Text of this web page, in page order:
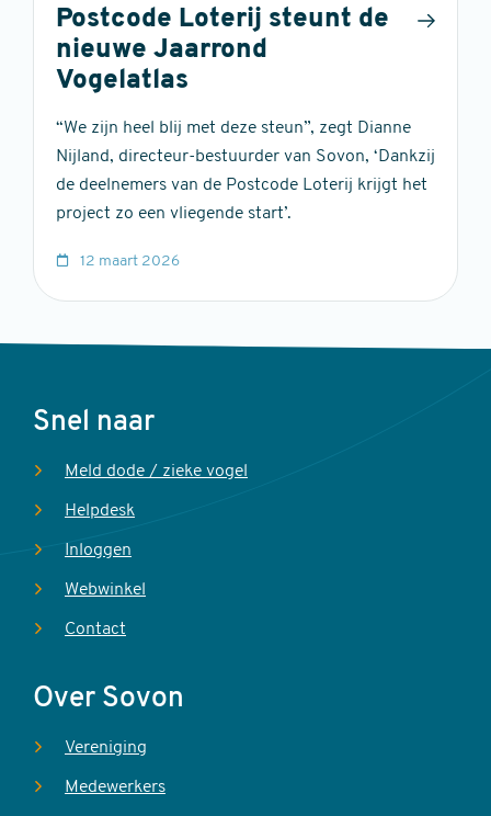
Postcode Loterij steunt de
nieuwe Jaarrond
Vogelatlas
“We zijn heel blij met deze steun”, zegt Dianne
Nijland, directeur-bestuurder van Sovon, ‘Dankzij
de deelnemers van de Postcode Loterij krijgt het
project zo een vliegende start’.
12 maart 2026
Voet
Snel naar
Meld dode / zieke vogel
Helpdesk
Inloggen
Webwinkel
Contact
Over Sovon
Vereniging
Medewerkers